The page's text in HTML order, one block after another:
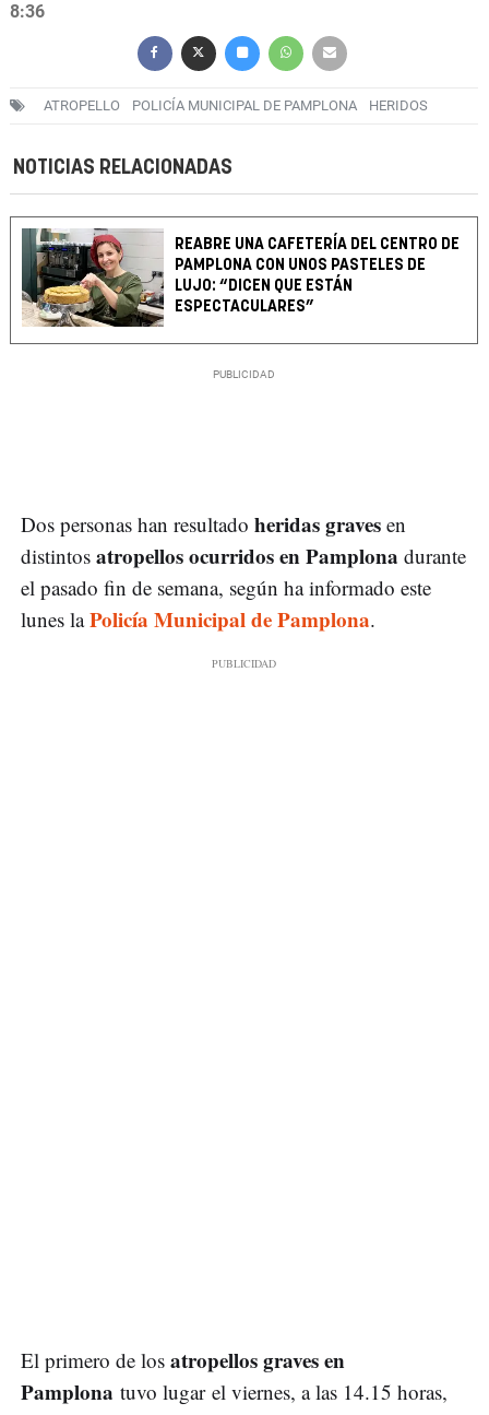
8:36
ATROPELLO POLICÍA MUNICIPAL DE PAMPLONA HERIDOS
NOTICIAS RELACIONADAS
REABRE UNA CAFETERÍA DEL CENTRO DE
PAMPLONA CON UNOS PASTELES DE
LUJO: “DICEN QUE ESTÁN
ESPECTACULARES”
Dos personas han resultado heridas graves en
distintos atropellos ocurridos en Pamplona durante
el pasado fin de semana, según ha informado este
lunes laPolicía Municipal de Pamplona.
El primero de los atropellos graves en
Pamplona tuvo lugar el viernes, a las 14.15 horas,